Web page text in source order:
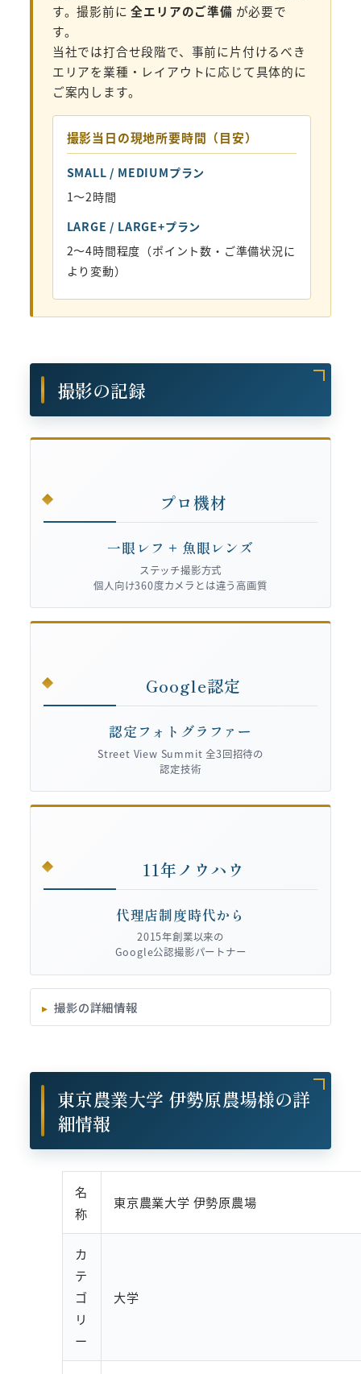
す。撮影前に全エリアのご準備 が必要で
す。
当社では打合せ段階で、事前に片付けるべき
エリアを業種・レイアウトに応じて具体的に
ご案内します。
撮影当日の現地所要時間（目安）
SMALL / MEDIUMプラン
1〜2時間
LARGE / LARGE+プラン
2〜4時間程度（ポイント数・ご準備状況に
より変動）
撮影の記録
プロ機材
一眼レフ + 魚眼レンズ
ステッチ撮影方式
個人向け360度カメラとは違う高画質
Google認定
認定フォトグラファー
Street View Summit 全3回招待の
認定技術
11年ノウハウ
代理店制度時代から
2015年創業以来の
Google公認撮影パートナー
撮影の詳細情報
東京農業大学 伊勢原農場様の詳
細情報
名
称
東京農業大学 伊勢原農場
カ
テ
ゴ
リ
ー
大学